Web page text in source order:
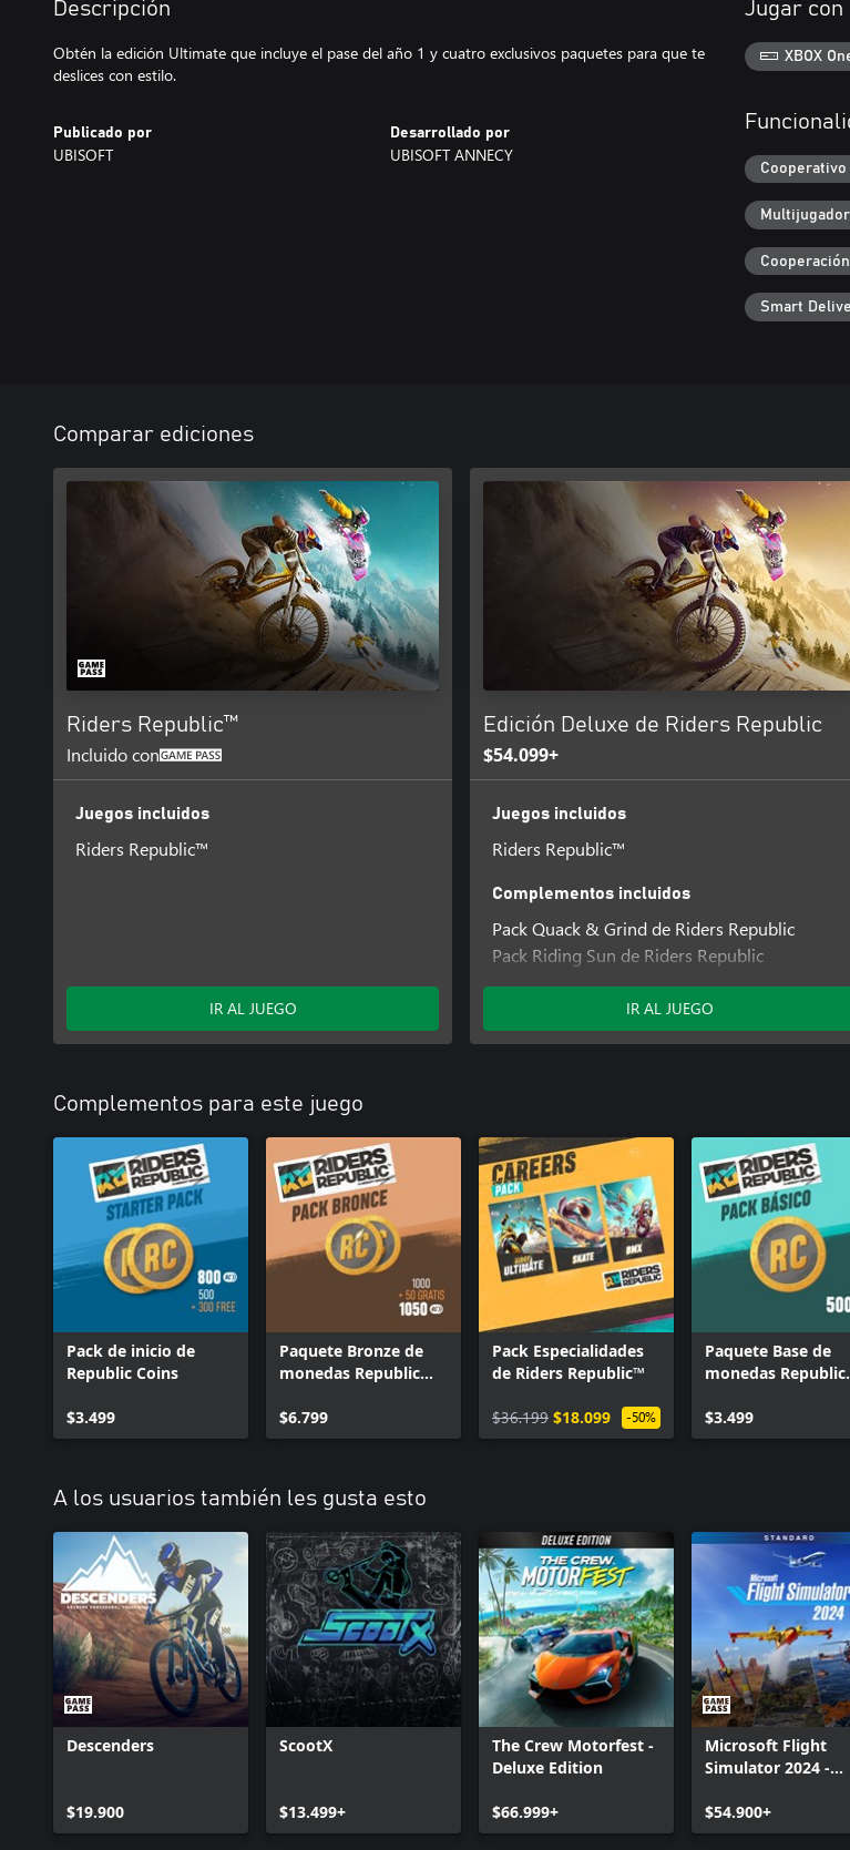
Descripción
Obtén la edición Ultimate que incluye el pase del año 1 y cuatro exclusivos paquetes para que te
deslices con estilo.
Publicado por
UBISOFT
Desarrollado por
UBISOFT ANNECY
Jugar con
XBOX
Smart
Comparar ediciones
Riders Republic™
Incluido con
Juegos incluidos
Riders Republic™
IR AL JUEGO
Edición Deluxe de Riders Republic
$54.099+
Juegos incluidos
Riders Republic™
Complementos incluidos
Pack Quack & Grind de Riders Republic
Pack Riding Sun de Riders Republic
Pack Run Fast de Riders Republic
Pack Yellow Leaves Riders Republic
IR AL JUEGO
Complementos para este juego
Pack de inicio de
Republic Coins
$3.499
Paquete Bronze de
monedas Republic
$6.799
Pack Especialidades
de Riders Republic™
$36.199 $18.099 -50%
Paquete Base de
monedas Republic
$3.499
A los usuarios también les gusta esto
Descenders
$19.900
ScootX
$13.499+
The Crew Motorfest -
Deluxe Edition
$66.999+
Microsoft Flight
Simulator 2024 -
$54.900+